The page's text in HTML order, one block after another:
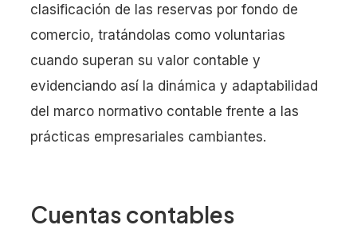
clasificación de las reservas por fondo de
comercio, tratándolas como voluntarias
cuando superan su valor contable y
evidenciando así la dinámica y adaptabilidad
del marco normativo contable frente a las
prácticas empresariales cambiantes.
Cuentas contables